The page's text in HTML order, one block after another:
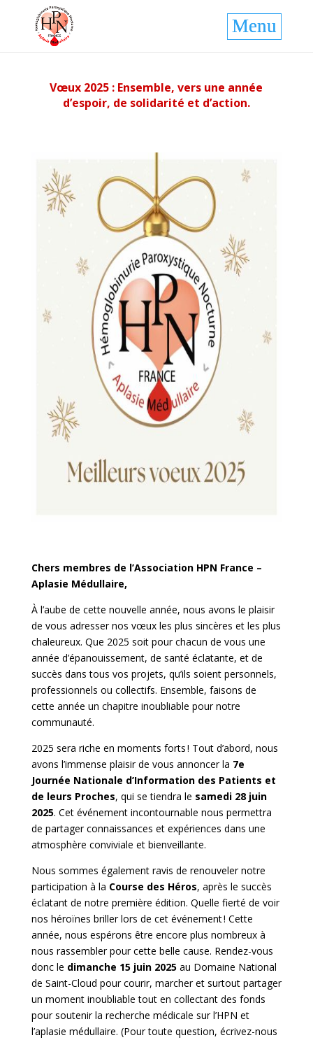
Vœux 2025 : Ensemble, vers une année
d’espoir, de solidarité et d’action.
Chers membres de l’Association HPN France –
Aplasie Médullaire,
À l’aube de cette nouvelle année, nous avons le plaisir
de vous adresser nos vœux les plus sincères et les plus
chaleureux. Que 2025 soit pour chacun de vous une
année d’épanouissement, de santé éclatante, et de
succès dans tous vos projets, qu’ils soient personnels,
professionnels ou collectifs. Ensemble, faisons de
cette année un chapitre inoubliable pour notre
communauté.
2025 sera riche en moments forts ! Tout d’abord, nous
avons l’immense plaisir de vous annoncer la 7e
Journée Nationale d’Information des Patients et
de leurs Proches, qui se tiendra le samedi 28 juin
2025. Cet événement incontournable nous permettra
de partager connaissances et expériences dans une
atmosphère conviviale et bienveillante.
Nous sommes également ravis de renouveler notre
participation à la Course des Héros, après le succès
éclatant de notre première édition. Quelle fierté de voir
nos héroïnes briller lors de cet événement ! Cette
année, nous espérons être encore plus nombreux à
nous rassembler pour cette belle cause. Rendez-vous
donc le dimanche 15 juin 2025au Domaine National
de Saint-Cloud pour courir, marcher et surtout partager
un moment inoubliable tout en collectant des fonds
pour soutenir la recherche médicale sur l’HPN et
l’aplasie médullaire. (Pour toute question, écrivez-nous